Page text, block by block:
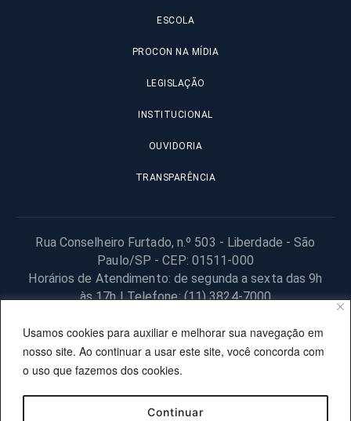
Usamos cookies para auxiliar e melhorar sua navegação em
nosso site. Ao continuar a usar este site, você concorda com
o uso que fazemos dos cookies.
Continuar
ESCOLA
PROCON NA MÍDIA
LEGISLAÇÃO
INSTITUCIONAL
OUVIDORIA
TRANSPARÊNCIA
Rua Conselheiro Furtado, n.º 503 - Liberdade - São
Paulo/SP - CEP: 01511-000
Horários de Atendimento: de segunda a sexta das 9h
às 17h | Telefone: (11) 3824-7000
© 2025 Fundação Procon – SP – Todos os direitos reservados. |
Site desenvolvido pela PRODESP.